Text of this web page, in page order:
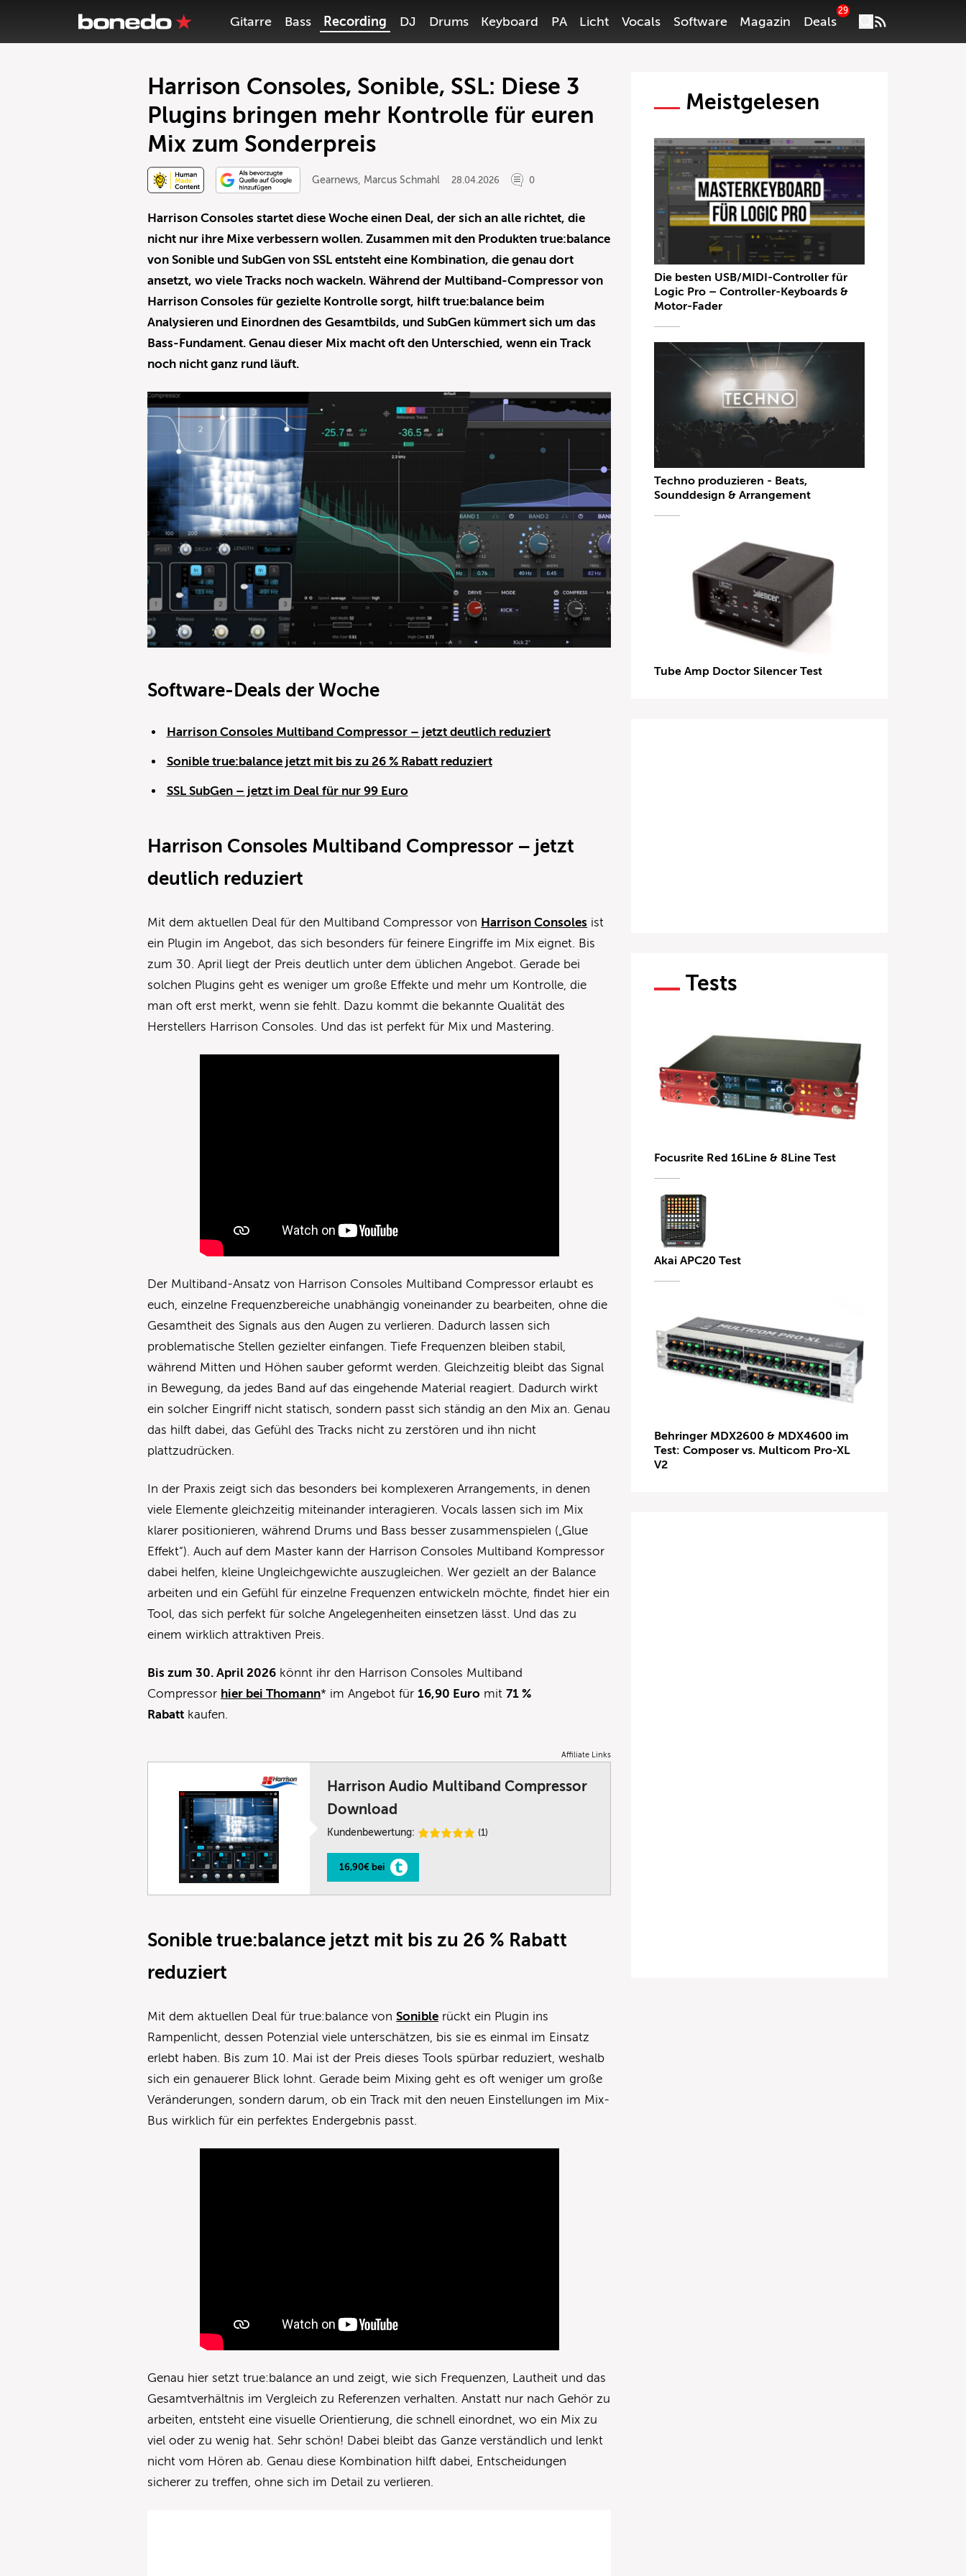
Gitarre Bass Recording DJ Drums Keyboard PA Licht Vocals Software Magazin Deals
29
Harrison Consoles, Sonible, SSL: Diese 3
Plugins bringen mehr Kontrolle für euren
Mix zum Sonderpreis
Gearnews, Marcus Schmahl 28.04.2026 0
Harrison Consoles startet diese Woche einen Deal, der sich an alle richtet, die
nicht nur ihre Mixe verbessern wollen. Zusammen mit den Produkten true:balance
von Sonible und SubGen von SSL entsteht eine Kombination, die genau dort
ansetzt, wo viele Tracks noch wackeln. Während der Multiband-Compressor von
Harrison Consoles für gezielte Kontrolle sorgt, hilft true:balance beim
Analysieren und Einordnen des Gesamtbilds, und SubGen kümmert sich um das
Bass-Fundament. Genau dieser Mix macht oft den Unterschied, wenn ein Track
noch nicht ganz rund läuft.
Software-Deals der Woche
Harrison Consoles Multiband Compressor – jetzt deutlich reduziert
Sonible true:balance jetzt mit bis zu 26 % Rabatt reduziert
SSL SubGen – jetzt im Deal für nur 99 Euro
Harrison Consoles Multiband Compressor – jetzt
deutlich reduziert
Mit dem aktuellen Deal für den Multiband Compressor von Harrison Consoles ist
ein Plugin im Angebot, das sich besonders für feinere Eingriffe im Mix eignet. Bis
zum 30. April liegt der Preis deutlich unter dem üblichen Angebot. Gerade bei
solchen Plugins geht es weniger um große Effekte und mehr um Kontrolle, die
man oft erst merkt, wenn sie fehlt. Dazu kommt die bekannte Qualität des
Herstellers Harrison Consoles. Und das ist perfekt für Mix und Mastering.
Der Multiband-Ansatz von Harrison Consoles Multiband Compressor erlaubt es
euch, einzelne Frequenzbereiche unabhängig voneinander zu bearbeiten, ohne die
Gesamtheit des Signals aus den Augen zu verlieren. Dadurch lassen sich
problematische Stellen gezielter einfangen. Tiefe Frequenzen bleiben stabil,
während Mitten und Höhen sauber geformt werden. Gleichzeitig bleibt das Signal
in Bewegung, da jedes Band auf das eingehende Material reagiert. Dadurch wirkt
ein solcher Eingriff nicht statisch, sondern passt sich ständig an den Mix an. Genau
das hilft dabei, das Gefühl des Tracks nicht zu zerstören und ihn nicht
plattzudrücken.
In der Praxis zeigt sich das besonders bei komplexeren Arrangements, in denen
viele Elemente gleichzeitig miteinander interagieren. Vocals lassen sich im Mix
klarer positionieren, während Drums und Bass besser zusammenspielen („Glue
Effekt“). Auch auf dem Master kann der Harrison Consoles Multiband Kompressor
dabei helfen, kleine Ungleichgewichte auszugleichen. Wer gezielt an der Balance
arbeiten und ein Gefühl für einzelne Frequenzen entwickeln möchte, findet hier ein
Tool, das sich perfekt für solche Angelegenheiten einsetzen lässt. Und das zu
einem wirklich attraktiven Preis.
Bis zum 30. April 2026 könnt ihr den Harrison Consoles Multiband
Compressor hier bei Thomann* im Angebot für 16,90 Euro mit71 %
Rabatt kaufen.
Affiliate Links
Harrison Audio Multiband Compressor
Download
Kundenbewertung: (1)
16,90€ bei
Sonible true:balance jetzt mit bis zu 26 % Rabatt
reduziert
Mit dem aktuellen Deal für true:balance vonSonible rückt ein Plugin ins
Rampenlicht, dessen Potenzial viele unterschätzen, bis sie es einmal im Einsatz
erlebt haben. Bis zum 10. Mai ist der Preis dieses Tools spürbar reduziert, weshalb
sich ein genauerer Blick lohnt. Gerade beim Mixing geht es oft weniger um große
Veränderungen, sondern darum, ob ein Track mit den neuen Einstellungen im Mix-
Bus wirklich für ein perfektes Endergebnis passt.
Genau hier setzt true:balance an und zeigt, wie sich Frequenzen, Lautheit und das
Gesamtverhältnis im Vergleich zu Referenzen verhalten. Anstatt nur nach Gehör zu
arbeiten, entsteht eine visuelle Orientierung, die schnell einordnet, wo ein Mix zu
viel oder zu wenig hat. Sehr schön! Dabei bleibt das Ganze verständlich und lenkt
nicht vom Hören ab. Genau diese Kombination hilft dabei, Entscheidungen
sicherer zu treffen, ohne sich im Detail zu verlieren.
Meistgelesen
Die besten USB/MIDI-Controller für
Logic Pro – Controller-Keyboards &
Motor-Fader
Techno produzieren - Beats,
Sounddesign & Arrangement
Tube Amp Doctor Silencer Test
Tests
Focusrite Red 16Line & 8Line Test
Akai APC20 Test
Behringer MDX2600 & MDX4600 im
Test: Composer vs. Multicom Pro-XL
V2